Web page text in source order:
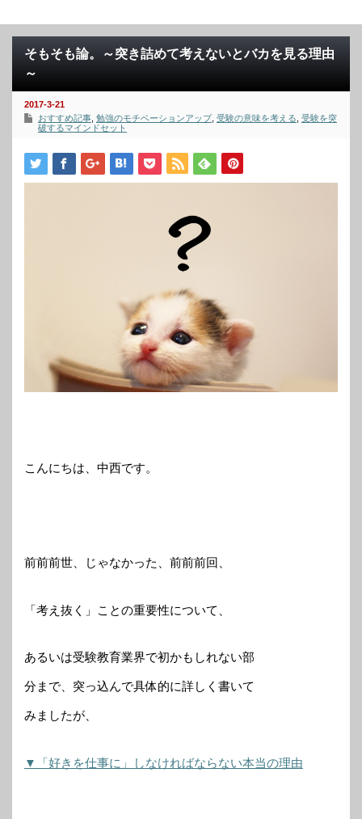
そもそも論。～突き詰めて考えないとバカを見る理由
～
2017-3-21
おすすめ記事 勉強のモチベーションアップ, 受験の意味を考える 受験を突
破するマインドセット
こんにちは、中西です。
前前前世、じゃなかった、前前前回、
「考え抜く」ことの重要性について、
あるいは受験教育業界で初かもしれない部
分まで、突っ込んで具体的に詳しく書いて
みましたが、
▼「好きを仕事に」しなければならない本当の理由